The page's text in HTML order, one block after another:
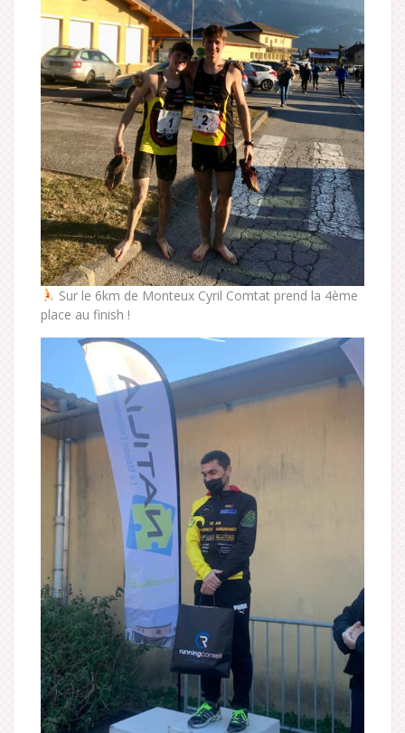
Sur le 6km de Monteux Cyril Comtat prend la 4ème
place au finish !